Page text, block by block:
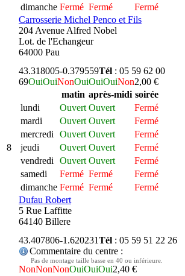
dimanche Fermé Fermé
Fermé
Carrosserie Michel Penco et Fils
204 Avenue Alfred Nobel
Lot. de l'Echangeur
64000 Pau
8
43.318005-0.379559Tél : 05 59 62 00
69OuiOuiNonOuiOuiOuiNon2,00 €
matin après-midi soirée
lundi
Ouvert Ouvert
Fermé
mardi
Ouvert Ouvert
Fermé
mercredi
Ouvert Ouvert
Fermé
jeudi
Ouvert Ouvert
Fermé
vendredi
Ouvert Ouvert
Fermé
samedi
Fermé Fermé
Fermé
dimanche Fermé Fermé
Fermé
Dufau Robert
5 Rue Laffitte
64140 Billere
43.407806-1.620231Tél : 05 59 51 22 26
Commentaire du centre :
Pas de montage taille basse en 40 ou inférieure.
NonNonNonOuiOuiOui2,40 €